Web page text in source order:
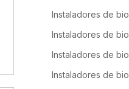
Instaladores de
Instaladores de
Instaladores de
Instaladores de